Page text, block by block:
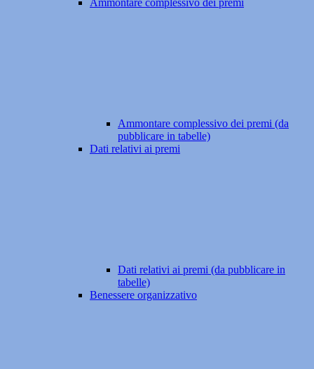
Ammontare complessivo dei premi
Ammontare complessivo dei premi (da
pubblicare in tabelle)
Dati relativi ai premi
Dati relativi ai premi (da pubblicare in
tabelle)
Benessere organizzativo